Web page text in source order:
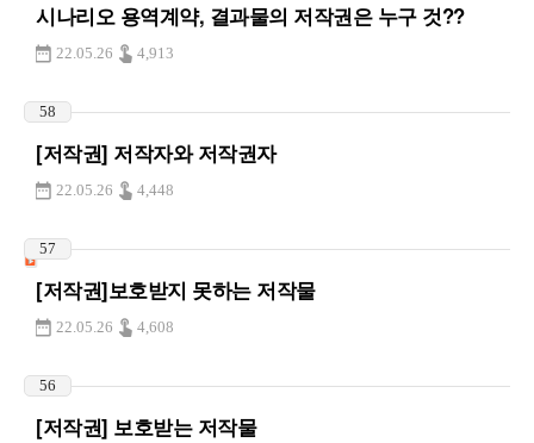
시나리오 용역계약, 결과물의 저작권은 누구 것??
22.05.26 4,913
58
[저작권] 저작자와 저작권자
22.05.26 4,448
57
[저작권]보호받지 못하는 저작물
22.05.26 4,608
56
[저작권] 보호받는 저작물